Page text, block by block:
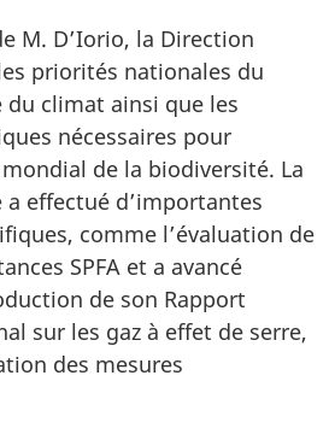
M. D’Iorio, la Direction
priorités nationales du
du climat ainsi que les
nécessaires pour
de la biodiversité. La
effectué d’importantes
comme l’évaluation de
SPFA et a avancé
de son Rapport
sur les gaz à effet de serre,
des mesures